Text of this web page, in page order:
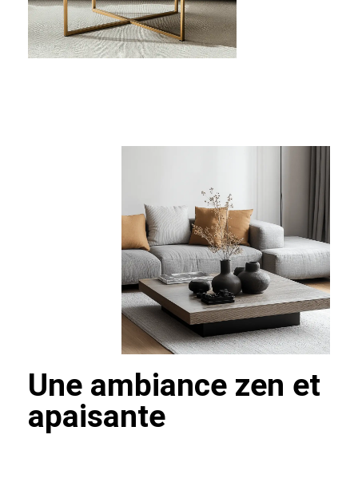
Une ambiance zen et
apaisante